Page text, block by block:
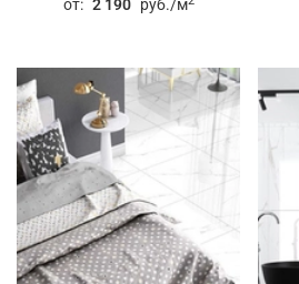
от: 2 190 руб./м